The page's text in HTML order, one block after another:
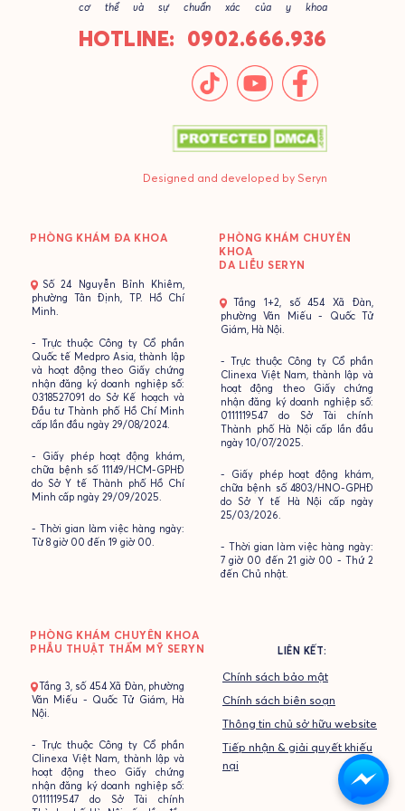
cơ thể và sự chuẩn xác của y khoa
HOTLINE: 0902.666.936
Designed and developed by Seryn
PHÒNG KHÁM ĐA KHOA
- Số 24 Nguyễn Bỉnh Khiêm,
phường Tân Định, TP. Hồ Chí
Minh.
- Trực thuộc Công ty Cổ phần
Quốc tế Medpro Asia, thành lập
và hoạt động theo Giấy chứng
nhận đăng ký doanh nghiệp số:
0318527091 do Sở Kế hoạch và
Đầu tư Thành phố Hồ Chí Minh
cấp lần đầu ngày 29/08/2024.
- Giấy phép hoạt động khám,
chữa bệnh số 11149/HCM-GPHĐ
do Sở Y tế Thành phố Hồ Chí
Minh cấp ngày 29/09/2025.
- Thời gian làm việc hàng ngày:
Từ 8 giờ 00 đến 19 giờ 00.
PHÒNG KHÁM CHUYÊN
KHOA
DA LIỄU SERYN
- Tầng 1+2, số 454 Xã Đàn,
phường Văn Miếu - Quốc Tử
Giám, Hà Nội.
- Trực thuộc Công ty Cổ phần
Clinexa Việt Nam, thành lập và
hoạt động theo Giấy chứng
nhận đăng ký doanh nghiệp số:
0111119547 do Sở Tài chính
Thành phố Hà Nội cấp lần đầu
ngày 10/07/2025.
- Giấy phép hoạt động khám,
chữa bệnh số 4803/HNO-GPHĐ
do Sở Y tế Hà Nội cấp ngày
25/03/2026.
- Thời gian làm việc hàng ngày:
7 giờ 00 đến 21 giờ 00 - Thứ 2
đến Chủ nhật.
PHÒNG KHÁM CHUYÊN KHOA
PHẪU THUẬT THẨM MỸ SERYN
- Tầng 3, số 454 Xã Đàn, phường
Văn Miếu - Quốc Tử Giám, Hà
Nội.
- Trực thuộc Công ty Cổ phần
Clinexa Việt Nam, thành lập và
hoạt động theo Giấy chứng
nhận đăng ký doanh nghiệp số:
0111119547 do Sở Tài chính
LIÊN KẾT:
Chính sách bảo mật
Chính sách biên soạn
Thông tin chủ sở hữu website
Tiếp nhận & giải quyết khiếu
nại